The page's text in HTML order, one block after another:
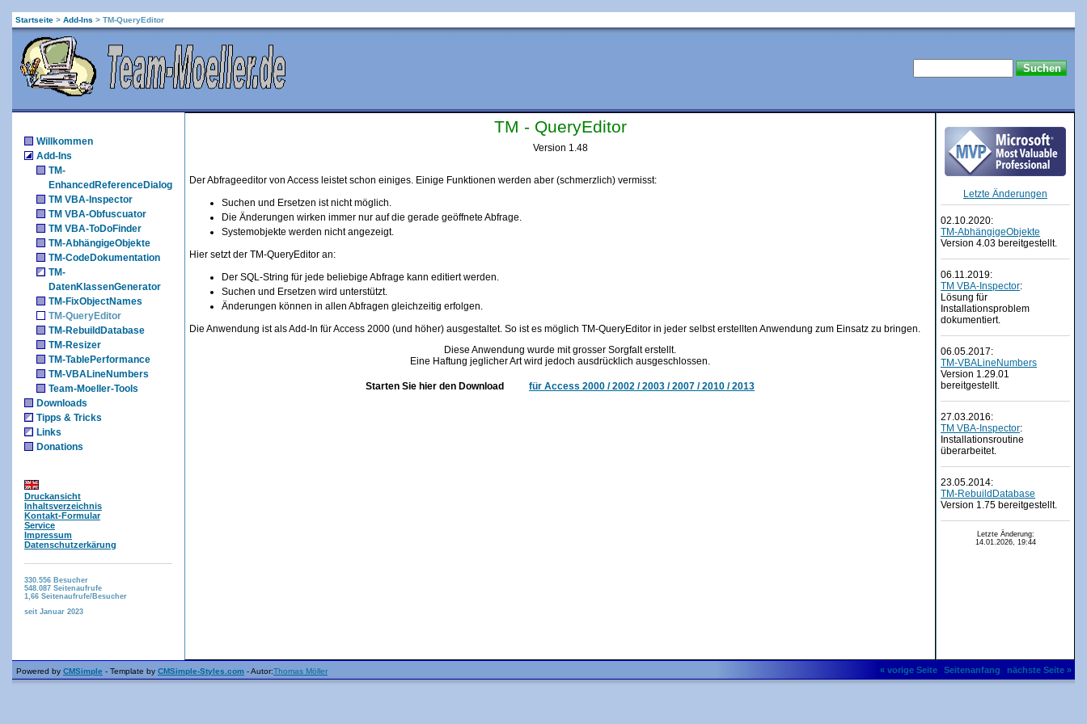
Startseite > Add-Ins > TM-QueryEditor
Willkommen
Add-Ins
TM-
EnhancedReferenceDialog
TM VBA-Inspector
TM VBA-Obfuscuator
TM VBA-ToDoFinder
TM-AbhängigeObjekte
TM-CodeDokumentation
TM-
DatenKlassenGenerator
TM-FixObjectNames
TM-QueryEditor
TM-RebuildDatabase
TM-Resizer
TM-TablePerformance
TM-VBALineNumbers
Team-Moeller-Tools
Downloads
Tipps & Tricks
Links
Donations
Druckansicht
Inhaltsverzeichnis
Kontakt-Formular
Service
Impressum
Datenschutzerkärung
330.556 Besucher
548.087 Seitenaufrufe
1,66 Seitenaufrufe/Besucher
seit Januar 2023
TM - QueryEditor
Version 1.48
Der Abfrageeditor von Access leistet schon einiges. Einige Funktionen werden aber (schmerzlich) vermisst:
Suchen und Ersetzen ist nicht möglich.
Die Änderungen wirken immer nur auf die gerade geöffnete Abfrage.
Systemobjekte werden nicht angezeigt.
Hier setzt der TM-QueryEditor an:
Der SQL-String für jede beliebige Abfrage kann editiert werden.
Suchen und Ersetzen wird unterstützt.
Änderungen können in allen Abfragen gleichzeitig erfolgen.
Die Anwendung ist als Add-In für Access 2000 (und höher) ausgestaltet. So ist es möglich TM-QueryEditor in jeder selbst erstellten Anwendung zum Einsatz zu bringen.
Diese Anwendung wurde mit grosser Sorgfalt erstellt.
Eine Haftung jeglicher Art wird jedoch ausdrücklich ausgeschlossen.
Starten Sie hier den Download für Access 2000 / 2002 / 2003 / 2007 / 2010 / 2013
Letzte Änderungen
02.10.2020:
TM-AbhängigeObjekte
Version 4.03 bereitgestellt.
06.11.2019:
TM VBA-Inspector:
Lösung für
Installationsproblem
dokumentiert.
06.05.2017:
TM-VBALineNumbers
Version 1.29.01
bereitgestellt.
27.03.2016:
TM VBA-Inspector:
Installationsroutine
überarbeitet.
23.05.2014:
TM-RebuildDatabase
Version 1.75 bereitgestellt.
Letzte Änderung:
14.01.2026, 19:44
Powered by CMSimple - Template by CMSimple-Styles.com - Autor:Thomas Möller « vorige Seite Seitenanfang nächste Seite »